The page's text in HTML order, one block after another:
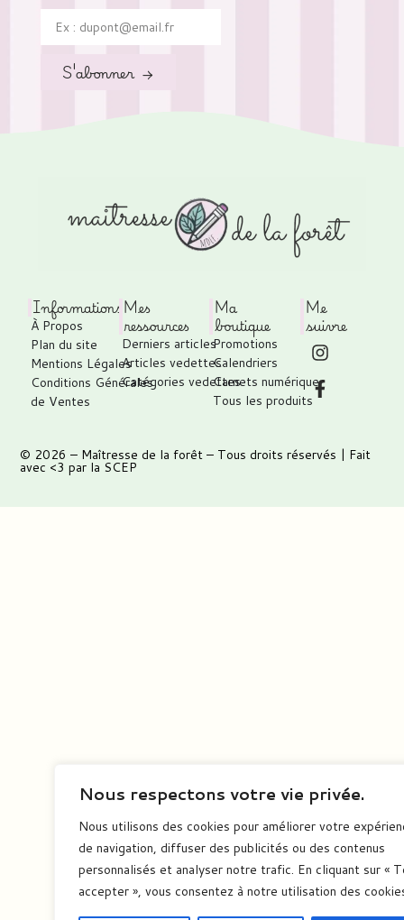
Nous respectons votre vie privée.
Nous utilisons des cookies pour améliorer votre
de navigation, diffuser des publicités ou des contenus
personnalisés et analyser notre trafic. En cliquant sur «
accepter », vous consentez à notre utilisation des
S'abonner →
Informations
À Propos
Plan du site
Mentions Légales
Conditions Générales
de Ventes
Mes
ressources
Derniers articles
Articles vedettes
Catégories vedettes
Ma
boutique
Promotions
Calendriers
Carnets numérique
Tous les produits
Me
suivre
© 2026 – Maîtresse de la forêt – Tous droits réservés | Fait
avec <3 par la SCEP